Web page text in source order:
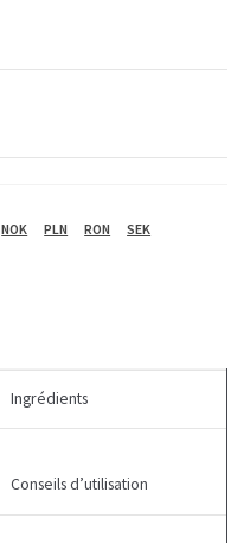
NOK PLN RON SEK
Ingrédients
Conseils d’utilisation